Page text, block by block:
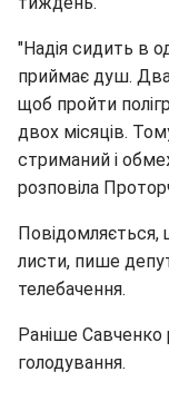
"Надія сидить в
приймає душ.
щоб пройти
двох місяців.
стриманий і
розповіла
Повідомляється,
листи, пише
телебачення.
Раніше Савченко
голодування.